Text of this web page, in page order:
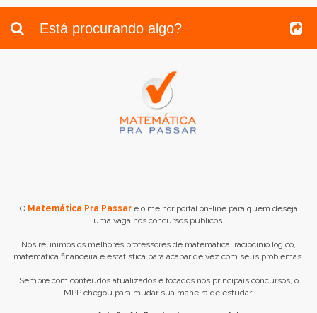
O Matemática Pra Passaré o melhor portal on-line para quem deseja
uma vaga nos concursos públicos.
Nós reunimos os melhores professores de matemática, raciocínio lógico,
matemática financeira e estatística para acabar de vez com seus problemas.
Sempre com conteúdos atualizados e focados nos principais concursos, o
MPP chegou para mudar sua maneira de estudar.